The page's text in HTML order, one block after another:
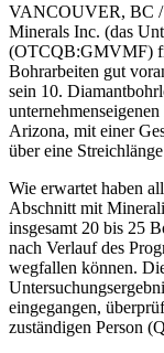
VANCOUVER, BC /
Minerals Inc. (das
(OTCQB:GMVMF)
Bohrarbeiten gut
sein 10.
Arizona, mit einer
über eine
Wie erwartet haben
Abschnitt mit
insgesamt 20 bis 25
nach Verlauf des
wegfallen können.
eingegangen,
zuständigen Person